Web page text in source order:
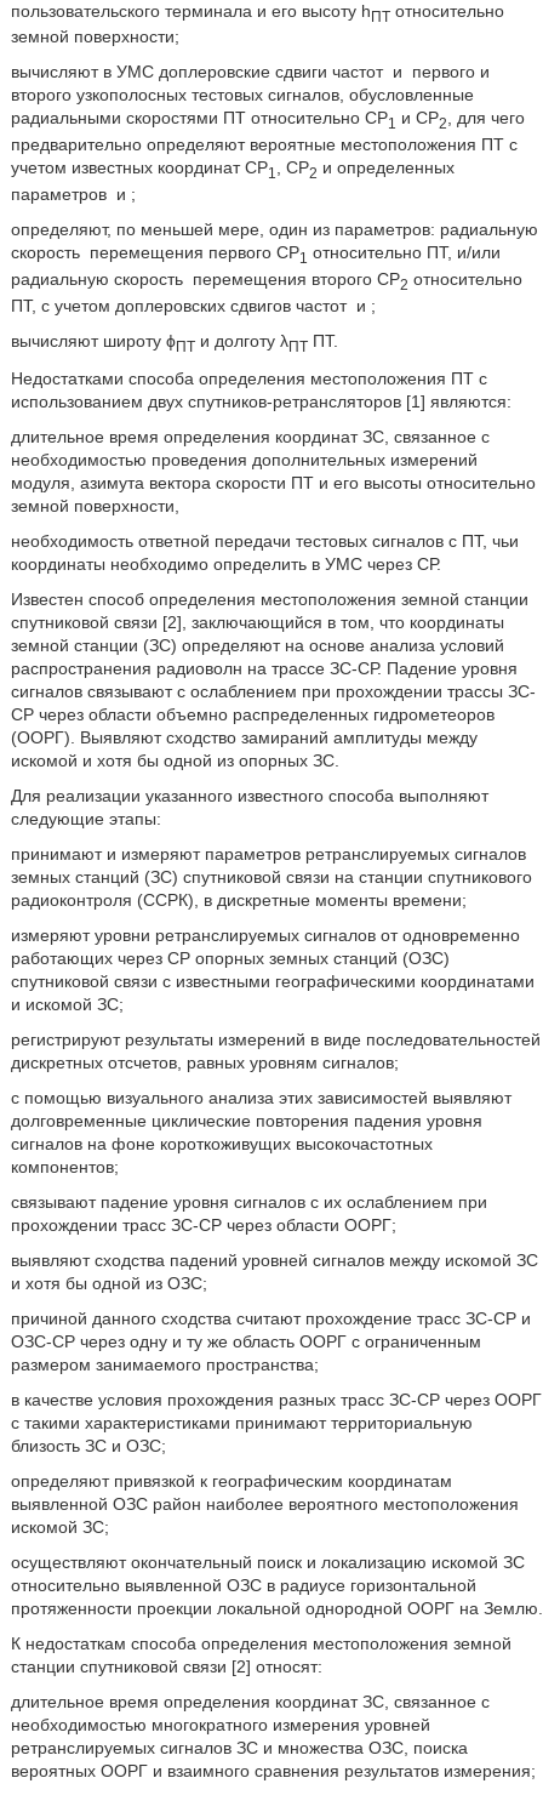
пользовательского терминала и его высоту hПТотносительно
земной поверхности;
вычисляют в УМС доплеровские сдвиги частот и
первого и
второго узкополосных тестовых сигналов, обусловленные
радиальными скоростями ПТ относительно CP1 и СР2, для чего
предварительно определяют вероятные местоположения ПТ с
учетом известных координат CP1 , СР2 и определенных
параметров и ;
определяют, по меньшей мере, один из параметров: радиальную
скорость перемещения первого CP1 относительно ПТ, и/или
радиальную скорость перемещения второго СР2 относительно
ПТ, с учетом доплеровских сдвигов частот и ;
вычисляют широту ϕПТи долготу λПТПТ.
Недостатками способа определения местоположения ПТ с
использованием двух спутников-ретрансляторов [1] являются:
длительное время определения координат ЗС, связанное с
необходимостью проведения дополнительных измерений
модуля, азимута вектора скорости ПТ и его высоты относительно
земной поверхности,
необходимость ответной передачи тестовых сигналов с ПТ, чьи
координаты необходимо определить в УМС через СР.
Известен способ определения местоположения земной станции
спутниковой связи [2], заключающийся в том, что координаты
земной станции (ЗС) определяют на основе анализа условий
распространения радиоволн на трассе ЗС-СР. Падение уровня
сигналов связывают с ослаблением при прохождении трассы ЗС-
СР через области объемно распределенных гидрометеоров
(ООРГ). Выявляют сходство замираний амплитуды между
искомой и хотя бы одной из опорных ЗС.
Для реализации указанного известного способа выполняют
следующие этапы:
принимают и измеряют параметров ретранслируемых сигналов
земных станций (ЗС) спутниковой связи на станции спутникового
радиоконтроля (ССРК), в дискретные моменты времени;
измеряют уровни ретранслируемых сигналов от одновременно
работающих через CP опорных земных станций (ОЗС)
спутниковой связи с известными географическими координатами
и искомой ЗС;
регистрируют результаты измерений в виде последовательностей
дискретных отсчетов, равных уровням сигналов;
с помощью визуального анализа этих зависимостей выявляют
долговременные циклические повторения падения уровня
сигналов на фоне короткоживущих высокочастотных
компонентов;
связывают падение уровня сигналов с их ослаблением при
прохождении трасс ЗС-СР через области ООРГ;
выявляют сходства падений уровней сигналов между искомой ЗС
и хотя бы одной из ОЗС;
причиной данного сходства считают прохождение трасс ЗС-СР и
ОЗС-СР через одну и ту же область ООРГ с ограниченным
размером занимаемого пространства;
в качестве условия прохождения разных трасс ЗС-СР через ООРГ
с такими характеристиками принимают территориальную
близость ЗС и ОЗС;
определяют привязкой к географическим координатам
выявленной ОЗС район наиболее вероятного местоположения
искомой ЗС;
осуществляют окончательный поиск и локализацию искомой ЗС
относительно выявленной ОЗС в радиусе горизонтальной
протяженности проекции локальной однородной ООРГ на Землю.
К недостаткам способа определения местоположения земной
станции спутниковой связи [2] относят:
длительное время определения координат ЗС, связанное с
необходимостью многократного измерения уровней
ретранслируемых сигналов ЗС и множества ОЗС, поиска
вероятных ООРГ и взаимного сравнения результатов измерения;